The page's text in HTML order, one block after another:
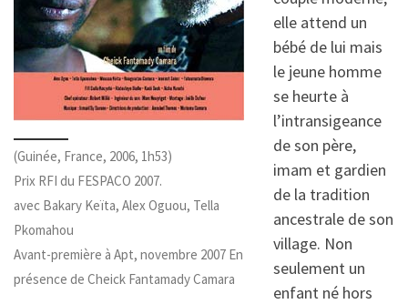
(Guinée, France, 2006, 1h53)
Prix RFI du FESPACO 2007.
avec Bakary Keïta, Alex Oguou, Tella
Pkomahou
Avant-première à Apt, novembre 2007 En
présence de Cheick Fantamady Camara
elle attend un
bébé de lui mais
le jeune homme
se heurte à
l’intransigeance
de son père,
imam et gardien
de la tradition
ancestrale de son
village. Non
seulement un
enfant né hors